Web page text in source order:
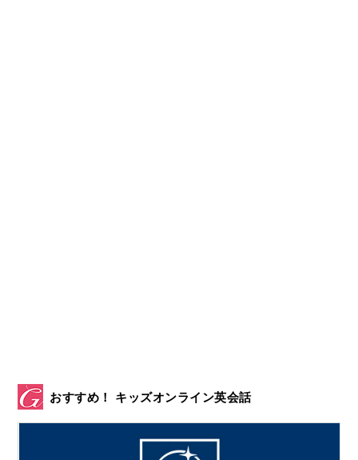
おすすめ！ キッズオンライン英会話